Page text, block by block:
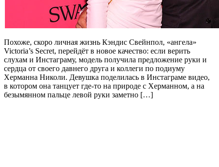
Похоже, скоро личная жизнь Кэндис Свейнпол, «ангела»
Victoria’s Secret, перейдёт в новое качество: если верить
слухам и Инстаграму, модель получила предложение руки и
сердца от своего давнего друга и коллеги по подиуму
Херманна Николи. Девушка поделилась в Инстаграме видео,
в котором она танцует где-то на природе с Херманном, а на
безымянном пальце левой руки заметно […]